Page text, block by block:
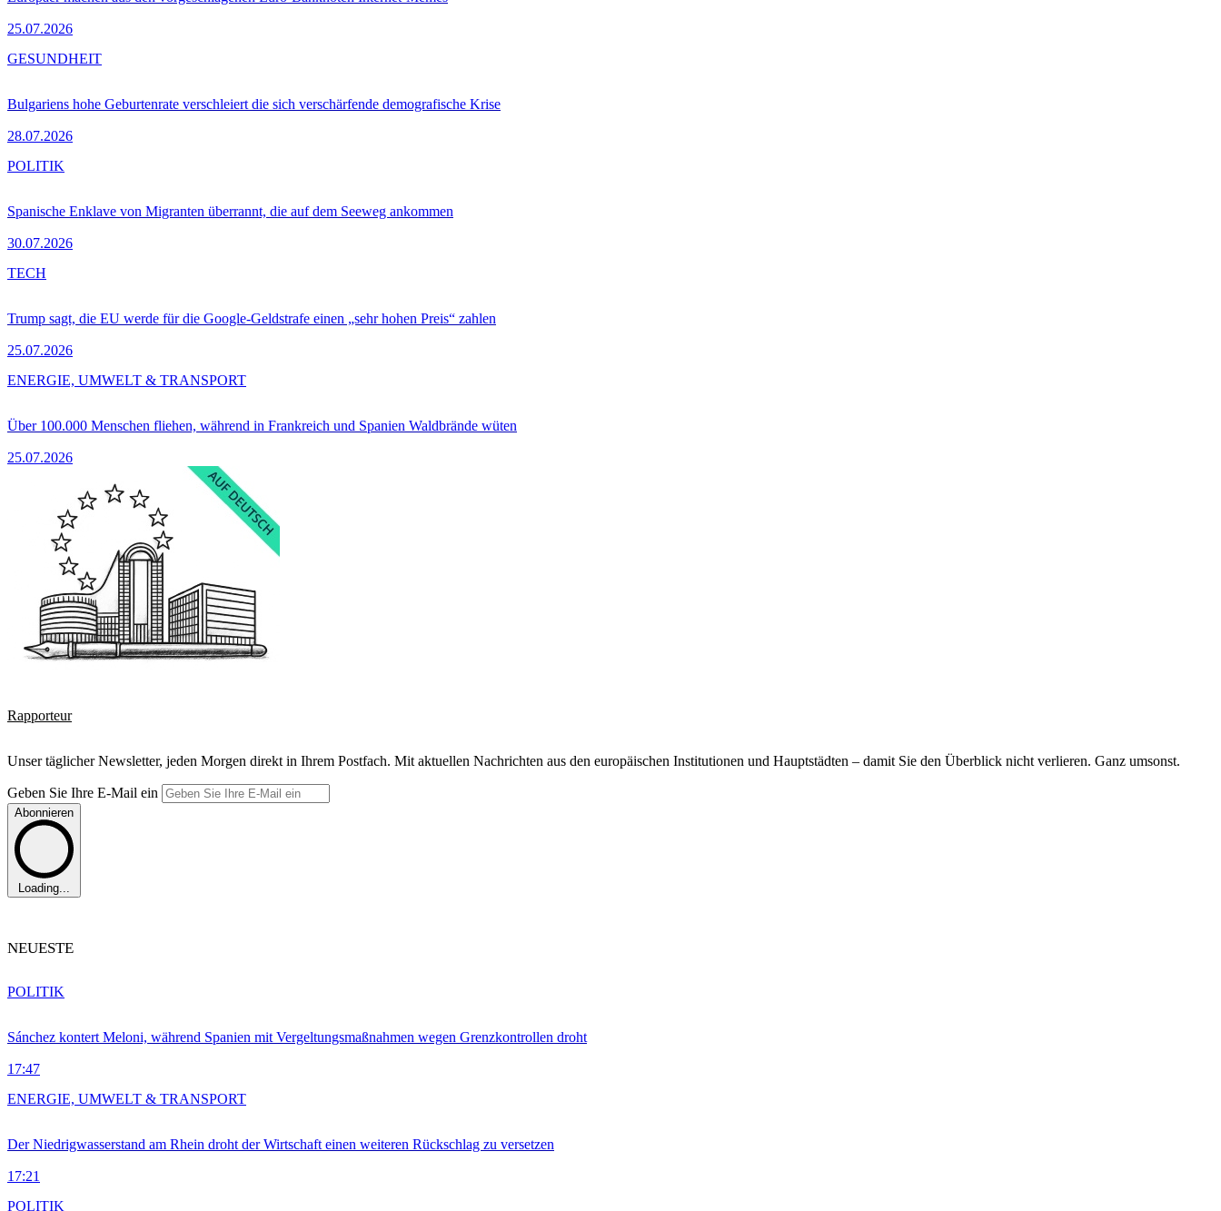
25.07.2026
Bulgariens hohe Geburtenrate verschleiert die sich verschärfende demografische Krise
28.07.2026
GESUNDHEIT
Spanische Enklave von Migranten überrannt, die auf dem Seeweg ankommen
30.07.2026
POLITIK
Trump sagt, die EU werde für die Google-Geldstrafe einen „sehr hohen Preis“ zahlen
25.07.2026
TECH
Über 100.000 Menschen fliehen, während in Frankreich und Spanien Waldbrände wüten
25.07.2026
ENERGIE, UMWELT & TRANSPORT
Rapporteur
Unser täglicher Newsletter, jeden Morgen direkt in Ihrem Postfach. Mit aktuellen Nachrichten aus den europäischen Institutionen und Hauptstädten – damit Sie den Überblick nicht verlieren. Ganz umsonst.
Geben Sie Ihre E-Mail ein
Abonnieren
Loading...
NEUESTE
Sánchez kontert Meloni, während Spanien mit Vergeltungsmaßnahmen wegen Grenzkontrollen droht
17:47
POLITIK
Der Niedrigwasserstand am Rhein droht der Wirtschaft einen weiteren Rückschlag zu versetzen
17:21
ENERGIE, UMWELT & TRANSPORT
POLITIK